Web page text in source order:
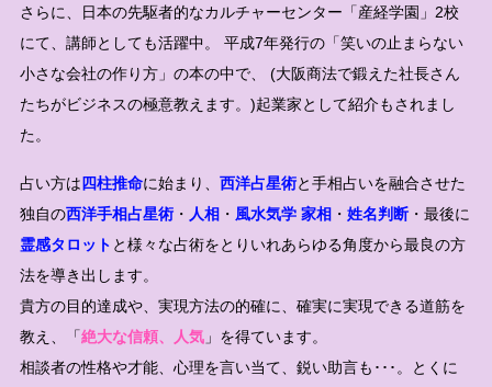
さらに、日本の先駆者的なカルチャーセンター「産経学園」2校
にて、講師としても活躍中。 平成7年発行の「笑いの止まらない
小さな会社の作り方」の本の中で、 (大阪商法で鍛えた社長さん
たちがビジネスの極意教えます。)起業家として紹介もされまし
た。
占い方は 四柱推命に始まり、 西洋占星術と手相占いを融合させた
独自の西洋手相占星術・ 人相 ・ 風水気学 家相 ・ 姓名判断・最後に
霊感タロット と様々な占術をとりいれあらゆる角度から最良の方
法を導き出します。
貴方の目的達成や、実現方法の的確に、確実に実現できる道筋を
教え、「絶大な信頼、人気」を得ています。
相談者の性格や才能、心理を言い当て、鋭い助言も･･･。とくに